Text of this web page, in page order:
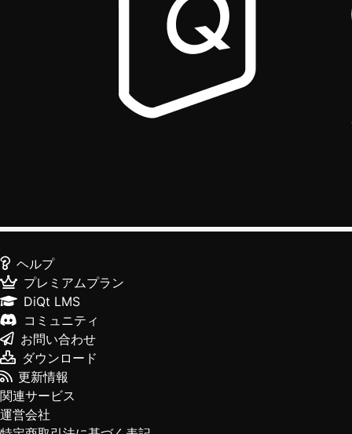
ヘルプ
プレミアムプラン
DiQt LMS
コミュニティ
お問い合わせ
ダウンロード
更新情報
関連サービス
運営会社